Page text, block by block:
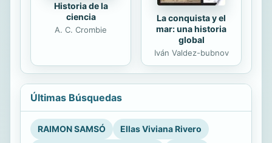
Historia de la
ciencia
A. C. Crombie
La conquista y el
mar: una historia
global
Iván Valdez-bubnov
Últimas Búsquedas
RAIMON SAMSÓ
Ellas Viviana Rivero